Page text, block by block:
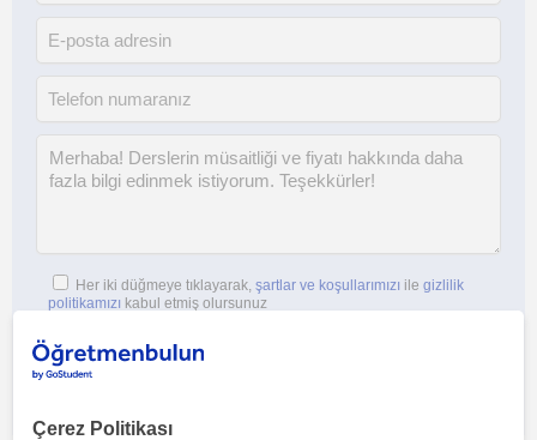
Her iki düğmeye tıklayarak, şartlar ve koşullarımızı ile gizlilik
politikamızı kabul etmiş olursunuz
Çerez Politikası